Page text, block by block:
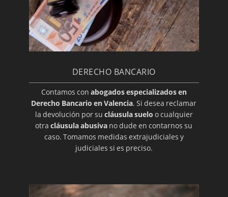
DERECHO BANCARIO
Contamos con abogados especializados en
Derecho Bancario en Valencia. Si desea reclamar
la devolución por su cláusula suelo o cualquier
otra cláusula abusiva no dude en contarnos su
caso. Tomamos medidas extrajudiciales y
judiciales si es preciso.